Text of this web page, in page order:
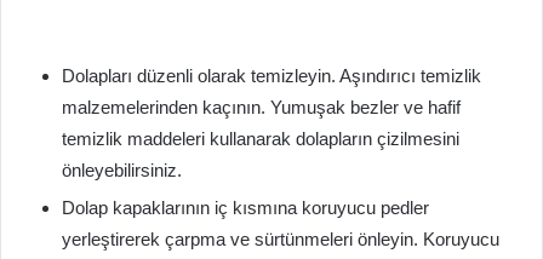
Dolapları düzenli olarak temizleyin. Aşındırıcı temizlik
malzemelerinden kaçının. Yumuşak bezler ve hafif
temizlik maddeleri kullanarak dolapların çizilmesini
önleyebilirsiniz.
Dolap kapaklarının iç kısmına koruyucu pedler
yerleştirerek çarpma ve sürtünmeleri önleyin. Koruyucu